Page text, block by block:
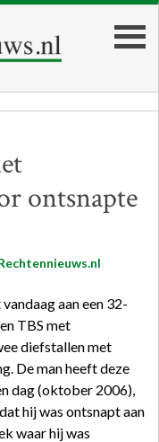
ontsnapte
aan een 32-
TBS met
diefstallen met
De man heeft deze
dag (oktober 2006),
hij was ontsnapt aan
waar hij was